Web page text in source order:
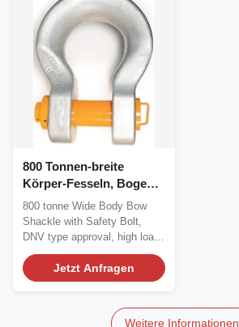
800 Tonnen-breite
Körper-Fesseln, Bogen-
Art Fessel ASME B30.26
DNV
800 tonne Wide Body Bow
Shackle with Safety Bolt,
DNV type approval, high load
capacity, with...
Jetzt Anfragen
Weitere Informationen